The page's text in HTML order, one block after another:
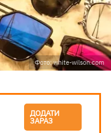
Фото: white-wilson.com
ДОДАТИ
ЗАРАЗ